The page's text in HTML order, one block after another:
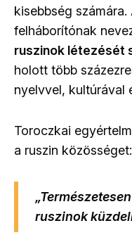
kisebbség
felháborítónak
ruszinok létezését
holott több
nyelvvel, kultúrával
Toroczkai
a ruszin közösséget:
ruszinok